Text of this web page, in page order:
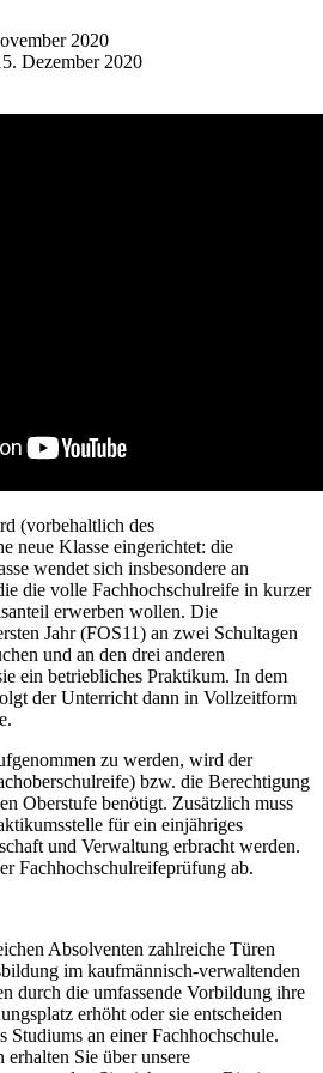
2020
Dezember 2020
(vorbehaltlich des
neue Klasse eingerichtet: die
wendet sich insbesondere an
die volle Fachhochschulreife in kurzer
erwerben wollen. Die
Jahr (FOS11) an zwei Schultagen
und an den drei anderen
ein betriebliches Praktikum. In dem
der Unterricht dann in Vollzeitform
zu werden, wird der
bzw. die Berechtigung
Oberstufe benötigt. Zusätzlich muss
für ein einjähriges
und Verwaltung erbracht werden.
Fachhochschulreifeprüfung ab.
Absolventen zahlreiche Türen
im kaufmännisch-verwaltenden
durch die umfassende Vorbildung ihre
erhöht oder sie entscheiden
Studiums an einer Fachhochschule.
Sie über unsere